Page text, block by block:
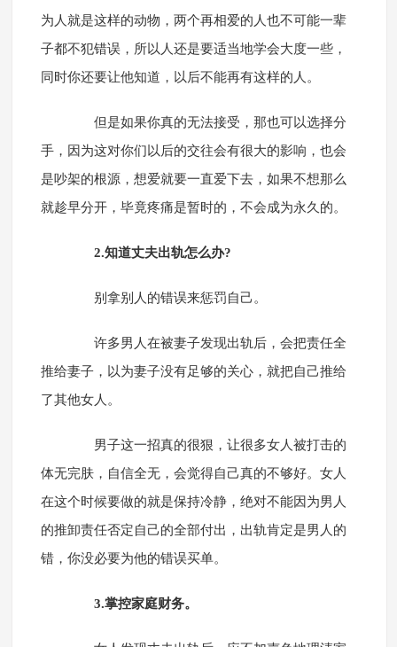
为人就是这样的动物，两个再相爱的人也不可能一辈
子都不犯错误，所以人还是要适当地学会大度一些，
同时你还要让他知道，以后不能再有这样的人。
但是如果你真的无法接受，那也可以选择分
手，因为这对你们以后的交往会有很大的影响，也会
是吵架的根源，想爱就要一直爱下去，如果不想那么
就趁早分开，毕竟疼痛是暂时的，不会成为永久的。
2.知道丈夫出轨怎么办?
别拿别人的错误来惩罚自己。
许多男人在被妻子发现出轨后，会把责任全
推给妻子，以为妻子没有足够的关心，就把自己推给
了其他女人。
男子这一招真的很狠，让很多女人被打击的
体无完肤，自信全无，会觉得自己真的不够好。女人
在这个时候要做的就是保持冷静，绝对不能因为男人
的推卸责任否定自己的全部付出，出轨肯定是男人的
错，你没必要为他的错误买单。
3.掌控家庭财务。